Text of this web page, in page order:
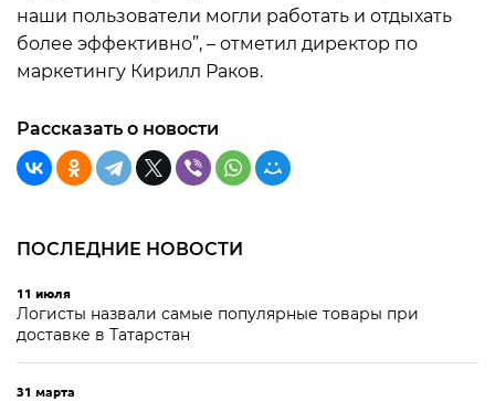
наши пользователи могли работать и отдыхать
более эффективно”, – отметил директор по
маркетингу Кирилл Раков.
Рассказать о новости
ПОСЛЕДНИЕ НОВОСТИ
11 июля
Логисты назвали самые популярные товары при
доставке в Татарстан
31 марта